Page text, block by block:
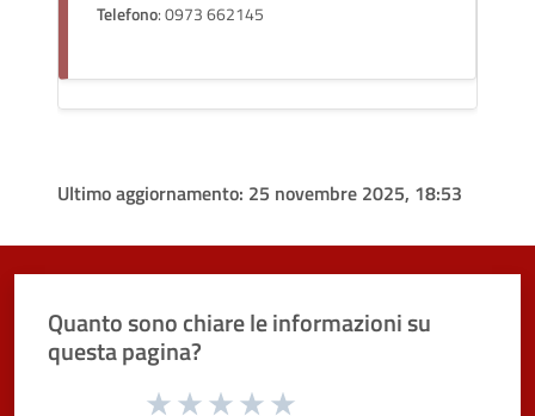
Telefono: 0973 662145
Ultimo aggiornamento: 25 novembre 2025, 18:53
Quanto sono chiare le informazioni su
questa pagina?
Valuta da 1 a 5 stelle la pagina